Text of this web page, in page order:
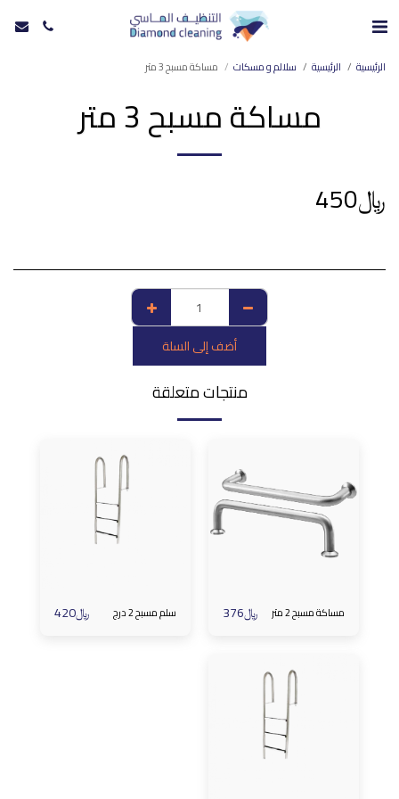
الرئيسية الرئيسية سلالم و مسكات مساكة مسبح 3 متر
مساكة مسبح 3 متر
450﷼
أضف إلى السلة
منتجات متعلقة
مساكة مسبح 2 متر 376﷼ سلم مسبح 2 درج 420﷼